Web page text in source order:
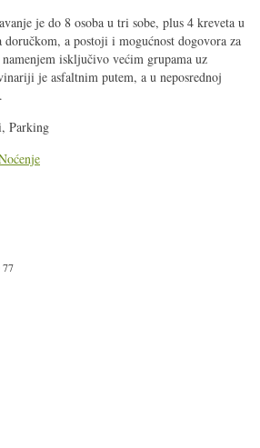
je do 8 osoba u tri sobe, plus 4 kreveta u
doručkom, a postoji i mogućnost dogovora za
isključivo većim grupama uz
je asfaltnim putem, a u neposrednoj
Parking
77